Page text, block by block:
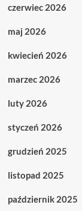
czerwiec 2026
maj 2026
kwiecień 2026
marzec 2026
luty 2026
styczeń 2026
grudzień 2025
listopad 2025
październik 2025